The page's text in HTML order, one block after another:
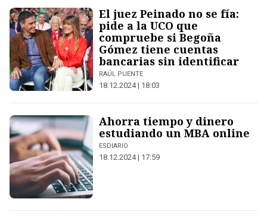
El juez Peinado no se fía:
pide a la UCO que
compruebe si Begoña
Gómez tiene cuentas
bancarias sin identificar
RAÚL PUENTE
18.12.2024 | 18:03
Ahorra tiempo y dinero
estudiando un MBA online
ESDIARIO
18.12.2024 | 17:59